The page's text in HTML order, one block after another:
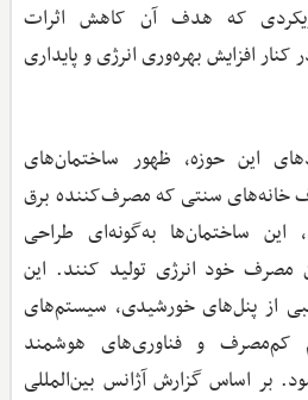
که هدف آن کاهش اثرات
افزایش بهره‌وری انرژی و پایداری
این حوزه، ظهور ساختمان‌های
خانه‌های سنتی که مصرف‌کننده برق
ساختمان‌ها به‌گونه‌ای طراحی
خود انرژی تولید کنند. این
از پنل‌های خورشیدی، سیستم‌های
کم‌مصرف و فناوری‌های هوشمند
بر اساس گزارش آژانس بین‌المللی